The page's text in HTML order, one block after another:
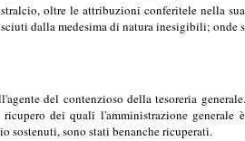
oltre le attribuzioni conferitele nella
dalla medesima di natura inesigibili; onde
del contenzioso della tesoreria
ricupero dei quali l'amministrazione
sostenuti, sono stati benanche ricuperati.